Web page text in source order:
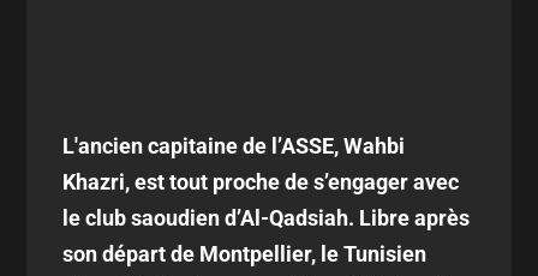
L'ancien capitaine de l’ASSE, Wahbi
Khazri, est tout proche de s’engager avec
le club saoudien d’Al-Qadsiah. Libre après
son départ de Montpellier, le Tunisien